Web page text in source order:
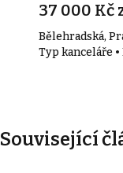
37 000 Kč
Bělehradská,
Typ kanceláře •
Související